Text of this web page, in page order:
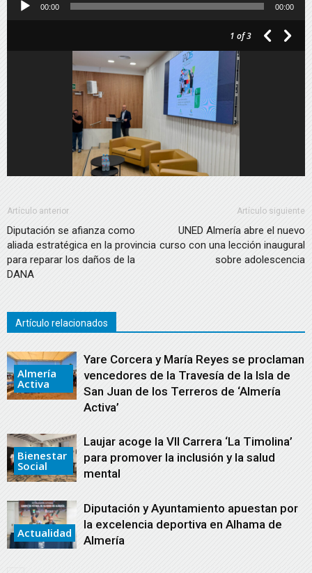
00:00 00:00
1 of 3
Artículo anterior
Diputación se afianza como
aliada estratégica en la provincia
para reparar los daños de la
DANA
Artículo siguiente
UNED Almería abre el nuevo
curso con una lección inaugural
sobre adolescencia
Artículo relacionados
Almería
Activa
Yare Corcera y María Reyes se proclaman
vencedores de la Travesía de la Isla de
San Juan de los Terreros de ‘Almería
Activa’
Bienestar
Social
Laujar acoge la VII Carrera ‘La Timolina’
para promover la inclusión y la salud
mental
Actualidad
Diputación y Ayuntamiento apuestan por
la excelencia deportiva en Alhama de
Almería